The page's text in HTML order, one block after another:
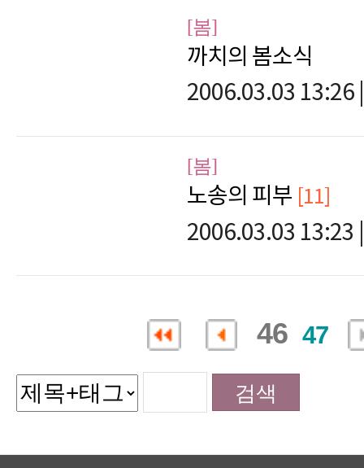
[봄]
까치의 봄소식
2006.03.03 13:26
[봄]
노송의 피부 [11]
2006.03.03 13:23
46 47